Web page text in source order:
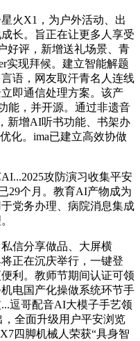
火X1，为户外活动、出
长。旨正在让更多人享受
好评，新增送礼场景、青
实现拜候。建立智能解题
语，网友取汗青名人连线
即通信处理方案。该产
能，并开源。通过非遗音
新增AI听书功能、书架办
化。ima已建立高效协做
攻防演习收集平安
29个月。教育AI产物成为
党务办理、病院消息集成
信分享做品、大屏横
正在沉庆举行，一键登
利。教师节期间认证可领
电国产化操做系统环节手
逗哥配音AI大模子手艺领
，全面升级用户平安浏览
四脚机械人荣获“具身智